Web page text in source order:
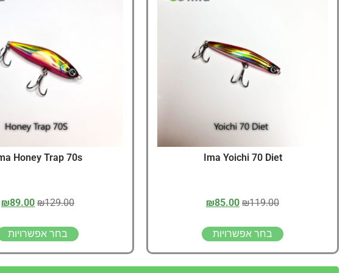
Ima Yoichi 70 Diet
₪119.00
₪85.00
בחר אפשרויות
Honey Trap 70s
₪129.00
₪89.00
בחר אפשרויות